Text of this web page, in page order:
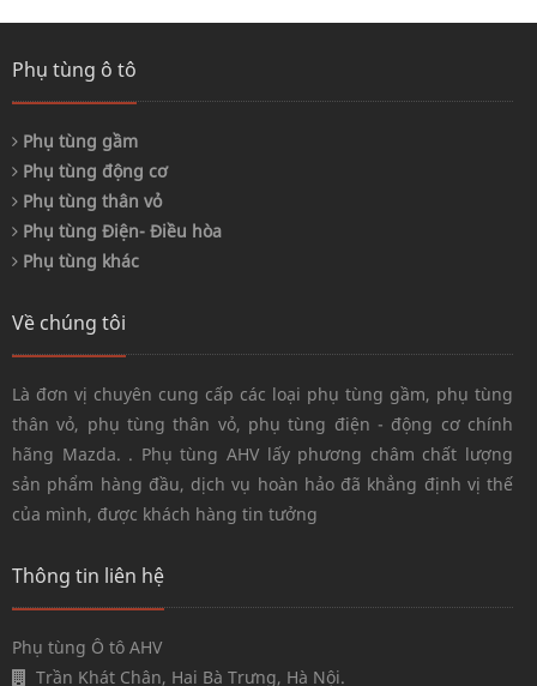
Phụ tùng ô tô
Phụ tùng gầm
Phụ tùng động cơ
Phụ tùng thân vỏ
Phụ tùng Điện- Điều hòa
Phụ tùng khác
Về chúng tôi
Là đơn vị chuyên cung cấp các loại phụ tùng gầm, phụ tùng
thân vỏ, phụ tùng thân vỏ, phụ tùng điện - động cơ chính
hãng Mazda. . Phụ tùng AHV lấy phương châm chất lượng
sản phẩm hàng đầu, dịch vụ hoàn hảo đã khẳng định vị thế
của mình, được khách hàng tin tưởng
Thông tin liên hệ
Phụ tùng Ô tô AHV
Trần Khát Chân, Hai Bà Trưng, Hà Nội.